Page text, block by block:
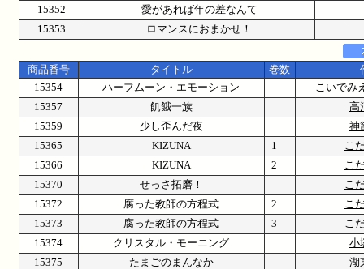
15352
愛があれば年の差なんて
15353
ロマンスにおまかせ！
商品番号 タイトル 巻数
15354
ハーフムーン・エモーション
こいでみ
15357
飢餓一族
高
15359
少し歪んだ夜
神
15365
KIZUNA 1
こ
15366
KIZUNA 2
こ
15370
せっさ拓磨！
こ
15372
腐った教師の方程式 2
こ
15373
腐った教師の方程式 3
こ
15374
クリスタル・モーニング
小
15375
たまごのまんなか
湖